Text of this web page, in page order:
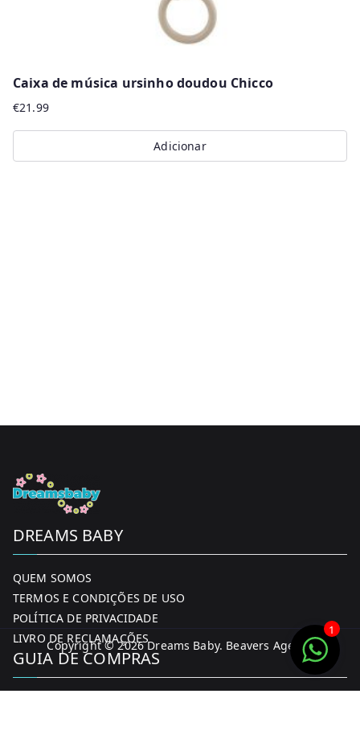
Caixa de música ursinho doudou Chicco
€21.99
Adicionar
DREAMS BABY
QUEM SOMOS
TERMOS E CONDIÇÕES DE USO
POLÍTICA DE PRIVACIDADE
LIVRO DE RECLAMAÇÕES
GUIA DE COMPRAS
Copyright © 2026Dreams Baby. Beavers Agency
1